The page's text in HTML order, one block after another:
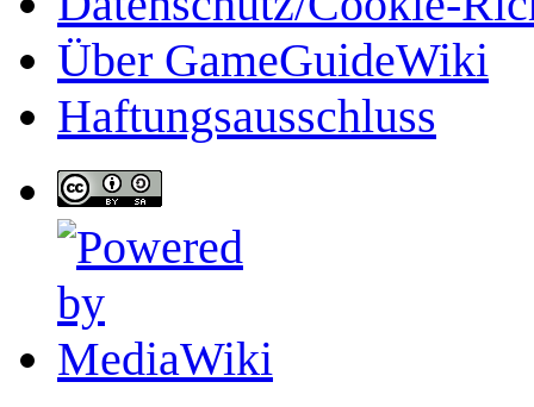
Über GameGuideWiki
Haftungsausschluss